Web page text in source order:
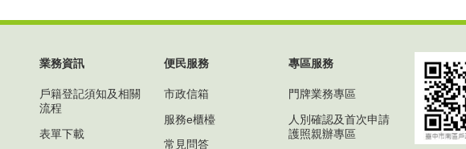
業務資訊
戶籍登記須知及相關
流程
表單下載
便民服務
市政信箱
服務e櫃檯
常見問答
專區服務
門牌業務專區
人別確認及首次申請
護照親辦專區